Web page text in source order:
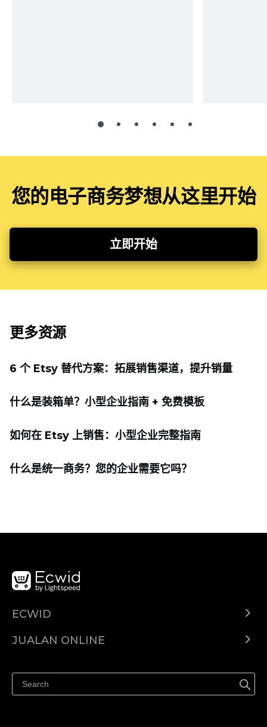
您的电子商务梦想从这里开始
立即开始
更多资源
6 个 Etsy 替代方案：拓展销售渠道，提升销量
什么是装箱单？小型企业指南 + 免费模板
如何在 Etsy 上销售：小型企业完整指南
什么是统一商务？您的企业需要它吗？
ECWID
Pusat Bantuan
JUALAN ONLINE
Jualan di Facebook